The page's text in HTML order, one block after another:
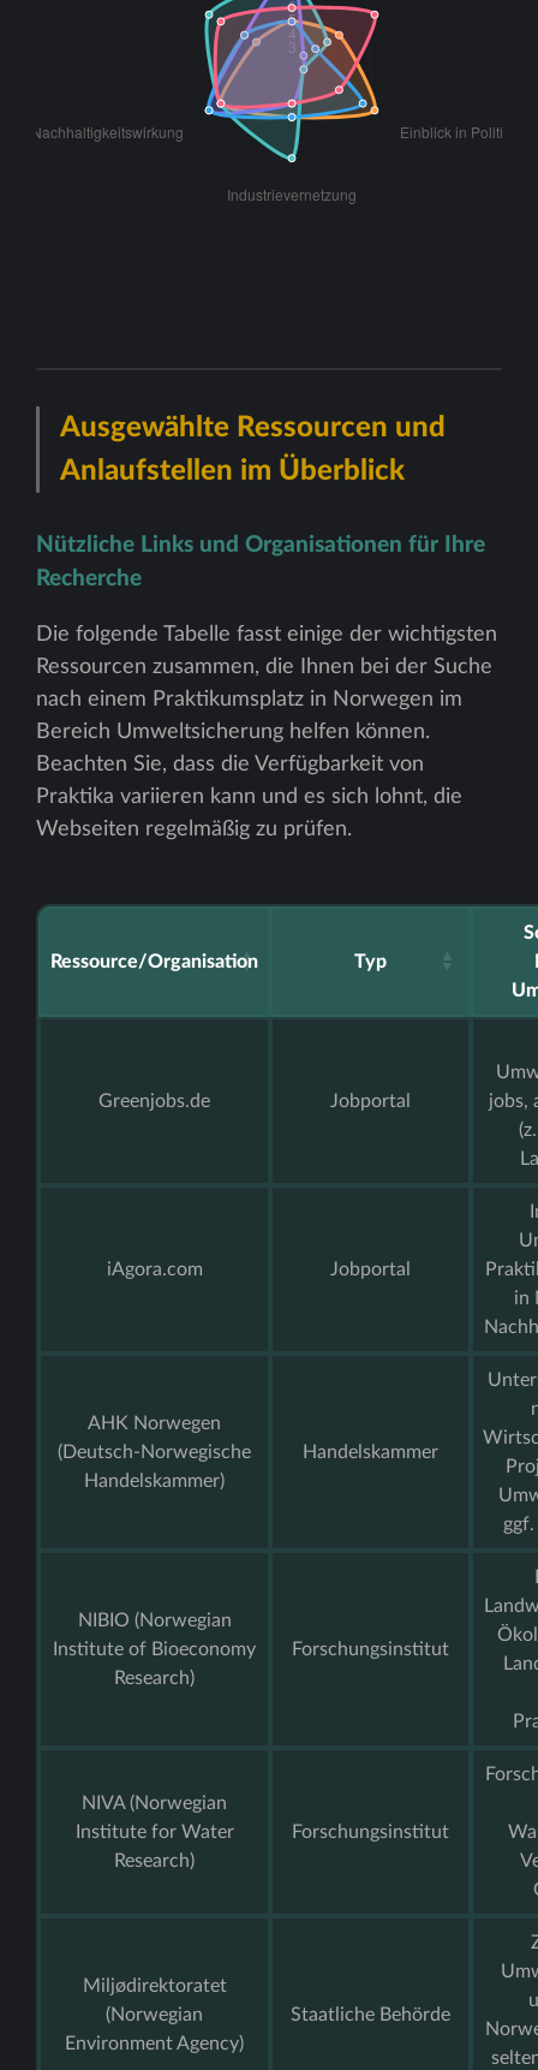
Ausgewählte Ressourcen und
Anlaufstellen im Überblick
Nützliche Links und Organisationen für Ihre
Recherche
Die folgende Tabelle fasst einige der wichtigsten
Ressourcen zusammen, die Ihnen bei der Suche
nach einem Praktikumsplatz in Norwegen im
Bereich Umweltsicherung helfen können.
Beachten Sie, dass die Verfügbarkeit von
Praktika variieren kann und es sich lohnt, die
Webseiten regelmäßig zu prüfen.
Ressource/Organisation Typ
Greenjobs.de Jobportal
jobs,
iAgora.com Jobportal
in
AHK Norwegen
(Deutsch-Norwegische
Handelskammer)
Handelskammer
NIBIO (Norwegian
Institute of Bioeconomy
Research)
Forschungsinstitut
NIVA (Norwegian
Institute for Water
Research)
Forschungsinstitut
Miljødirektoratet
(Norwegian
Environment Agency)
Staatliche Behörde